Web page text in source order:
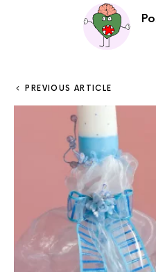
PREVIOUS ARTICLE